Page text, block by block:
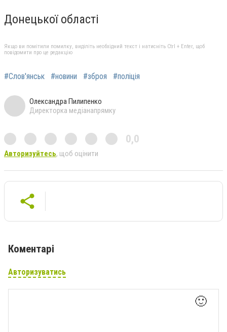
Донецької області
Якщо ви помітили помилку, виділіть необхідний текст і натисніть Ctrl + Enter, щоб
повідомити про це редакцію
#Слов'янськ #новини #зброя #поліція
Олександра Пилипенко
Директорка медіанапрямку
0,0
Авторизуйтесь, щоб оцінити
Коментарі
Авторизуватись
🙂